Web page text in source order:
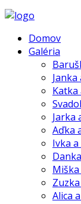
Domov
Galéria
Katka
Jarka
Aďka
Ivka a
Alica